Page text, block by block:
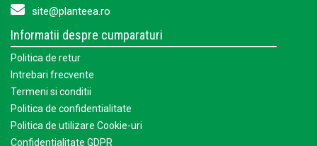
site@planteea.ro
Informatii despre cumparaturi
Politica de retur
Intrebari frecvente
Termeni si conditii
Politica de confidentialitate
Politica de utilizare Cookie-uri
Confidentialitate GDPR